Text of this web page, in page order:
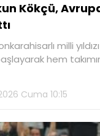
Kökçü,
milli
hem
Cuma 10:15